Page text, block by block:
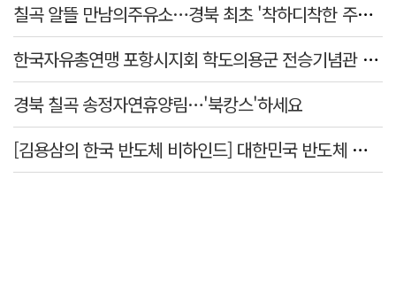
칠곡 알뜰 만남의주유소…경북 최초 '착하디착한 주유소' 선정
한국자유총연맹 포항시지회 학도의용군 전승기념관 방문
경북 칠곡 송정자연휴양림…'북캉스'하세요
[김용삼의 한국 반도체 비하인드] 대한민국 반도체 신화의 출발